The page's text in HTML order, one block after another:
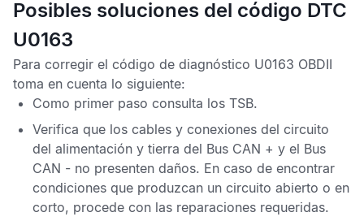
Posibles soluciones del código DTC
U0163
Para corregir el código de diagnóstico U0163 OBDII
toma en cuenta lo siguiente:
Como primer paso consulta los TSB.
Verifica que los cables y conexiones del circuito
del alimentación y tierra del Bus CAN + y el Bus
CAN - no presenten daños. En caso de encontrar
condiciones que produzcan un circuito abierto o en
corto, procede con las reparaciones requeridas.